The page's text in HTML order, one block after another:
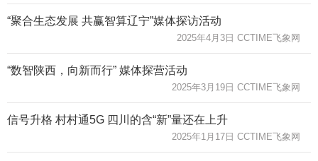
“聚合生态发展 共赢智算辽宁”媒体探访活动
2025年4月3日 CCTIME飞象网
“数智陕西，向新而行” 媒体探营活动
2025年3月19日 CCTIME飞象网
信号升格 村村通5G 四川的含“新”量还在上升
2025年1月17日 CCTIME飞象网